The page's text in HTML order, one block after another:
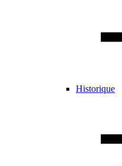
Historique